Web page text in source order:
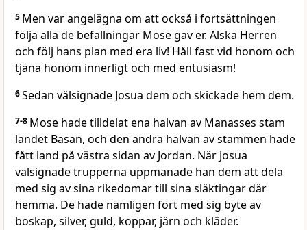
5 Men var angelägna om att också i fortsättningen
följa alla de befallningar Mose gav er. Älska Herren
och följ hans plan med era liv! Håll fast vid honom och
tjäna honom innerligt och med entusiasm!
6Sedan välsignade Josua dem och skickade hem dem.
7-8 Mose hade tilldelat ena halvan av Manasses stam
landet Basan, och den andra halvan av stammen hade
fått land på västra sidan av Jordan. När Josua
välsignade trupperna uppmanade han dem att dela
med sig av sina rikedomar till sina släktingar där
hemma. De hade nämligen fört med sig byte av
boskap, silver, guld, koppar, järn och kläder.